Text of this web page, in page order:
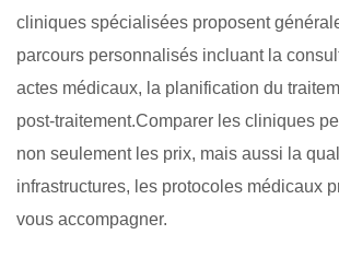
cliniques spécialisées proposent
parcours personnalisés incluant la
actes médicaux, la planification du
post-traitement.Comparer les cliniques
non seulement les prix, mais aussi la
infrastructures, les protocoles médicaux
vous accompagner.